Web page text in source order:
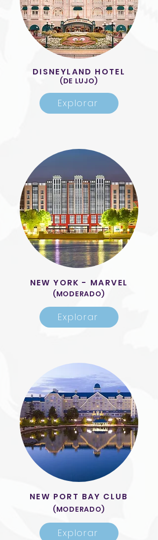
DISNEYLAND HOTEL
(DE LUJO)
Explorar
NEW YORK - MARVEL
(MODERADO)
Explorar
NEW PORT BAY CLUB
(MODERADO)
Explorar